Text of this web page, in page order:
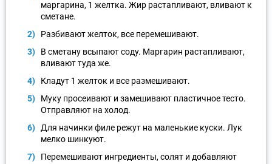
маргарина, 1 желтка. Жир растапливают, вливают к
сметане.
Разбивают желток, все перемешивают.
В сметану всыпают соду. Маргарин растапливают,
вливают туда же.
Кладут 1 желток и все размешивают.
Муку просеивают и замешивают пластичное тесто.
Отправляют на холод.
Для начинки филе режут на маленькие куски. Лук
мелко шинкуют.
Перемешивают ингредиенты, солят и добавляют